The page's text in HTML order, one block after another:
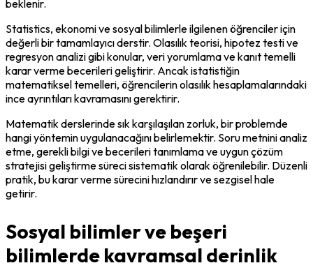
beklenir.
Statistics, ekonomi ve sosyal bilimlerle ilgilenen öğrenciler için
değerli bir tamamlayıcı derstir. Olasılık teorisi, hipotez testi ve
regresyon analizi gibi konular, veri yorumlama ve kanıt temelli
karar verme becerileri geliştirir. Ancak istatistiğin
matematiksel temelleri, öğrencilerin olasılık hesaplamalarındaki
ince ayrıntıları kavramasını gerektirir.
Matematik derslerinde sık karşılaşılan zorluk, bir problemde
hangi yöntemin uygulanacağını belirlemektir. Soru metnini analiz
etme, gerekli bilgi ve becerileri tanımlama ve uygun çözüm
stratejisi geliştirme süreci sistematik olarak öğrenilebilir. Düzenli
pratik, bu karar verme sürecini hızlandırır ve sezgisel hale
getirir.
Sosyal bilimler ve beşeri
bilimlerde kavramsal derinlik